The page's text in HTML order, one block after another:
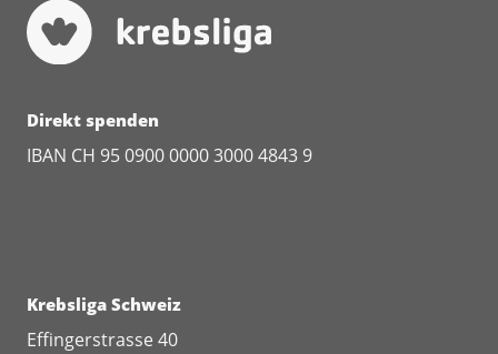
Direkt spenden
IBAN CH 95 0900 0000 3000 4843 9
Krebsliga Schweiz
Effingerstrasse 40